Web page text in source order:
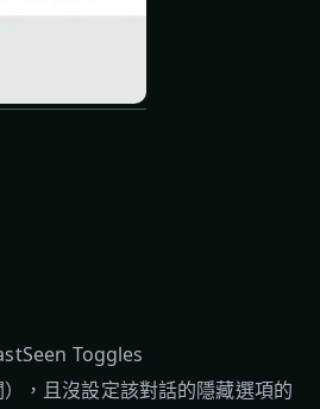
Toggles
，且沒設定該對話的隱藏選項的